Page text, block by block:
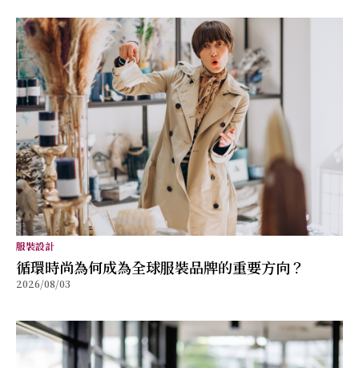
服裝設計
循環時尚為何成為全球服裝品牌的重要方向？
2026/08/03